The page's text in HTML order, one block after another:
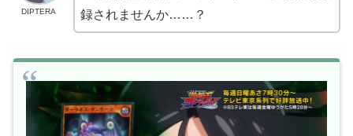
DIPTERA
録されませんか……？